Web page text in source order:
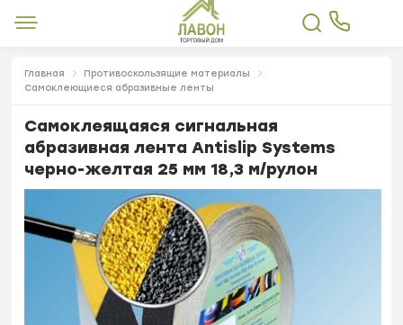
Главная
Противоскользящие материалы
Самоклеющиеся абразивные ленты
Самоклеящаяся сигнальная
абразивная лента Antislip Systems
черно-желтая 25 мм 18,3 м/рулон